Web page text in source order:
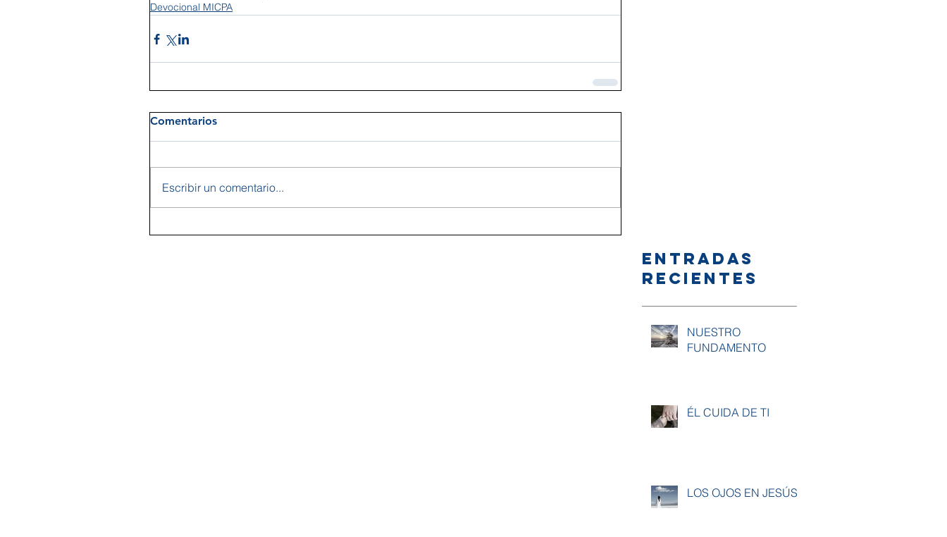
Devocional MICPA
Comentarios
Escribir un comentario...
Entradas
recientes
NUESTRO
FUNDAMENTO
ÉL CUIDA DE TI
LOS OJOS EN JESÚS